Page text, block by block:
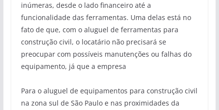
inúmeras, desde o lado financeiro até a
funcionalidade das ferramentas. Uma delas está no
fato de que, com o aluguel de ferramentas para
construção civil, o locatário não precisará se
preocupar com possíveis manutenções ou falhas do
equipamento, já que a empresa
Para o aluguel de equipamentos para construção civil
na zona sul de São Paulo e nas proximidades da